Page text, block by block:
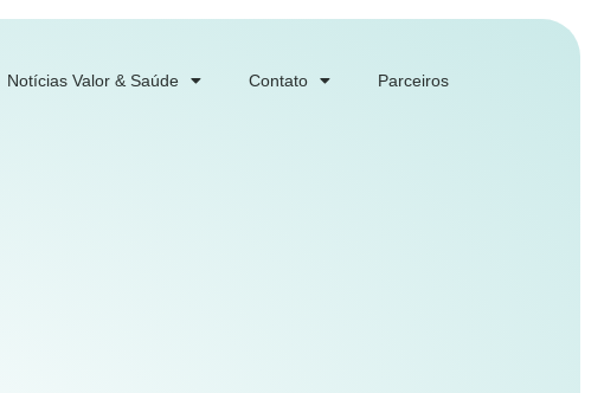
Notícias Valor & Saúde Contato Parceiros